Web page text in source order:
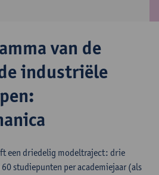
van de
industriële
een driedelig modeltraject: drie
studiepunten per academiejaar (als